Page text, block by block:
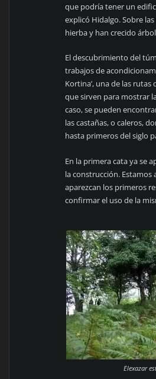
que podría tener un
explicó Hidalgo. Sobre
hierba y han crecido
El descubrimiento del
trabajos de
Kortina’, una de las
que sirven para mostrar
caso, se pueden
las castañas, o caleros,
hasta primeros del siglo
En la primera cata ya se
la construcción. Estamos
aparezcan los primeros
confirmar el uso de la
Elexazar